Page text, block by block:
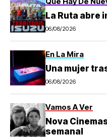
La Ruta abre
06/08/2026
En La Mira
Una mujer
06/08/2026
Vamos A Ver
Nova
semanal